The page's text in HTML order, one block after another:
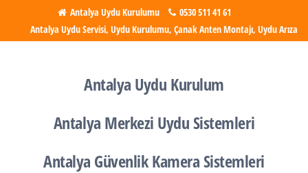
atla
Antalya Uydu Kurulumu
0530 511 41 61
Antalya Uydu Servisi, Uydu Kurulumu, Çanak Anten Montajı, Uydu Arıza
Antalya Uydu Kurulum
Antalya Merkezi Uydu Sistemleri
Antalya Güvenlik Kamera Sistemleri